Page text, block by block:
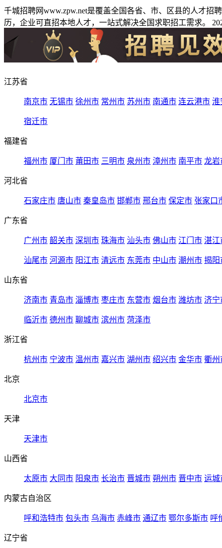
千城招聘网www.zpw.net是覆盖全国各省、市、区县的人才
历，企业可直招本地人才，一站式解决全国求职招工需求。
江苏省
南京市 无锡市 徐州市 常州市 苏州市 南通市 连云港市 淮
宿迁市
福建省
福州市 厦门市 莆田市 三明市 泉州市 漳州市 南平市 龙岩
河北省
石家庄市 唐山市 秦皇岛市 邯郸市 邢台市 保定市 张家口
广东省
广州市 韶关市 深圳市 珠海市 汕头市 佛山市 江门市 湛江
汕尾市 河源市 阳江市 清远市 东莞市 中山市 潮州市 揭阳
山东省
济南市 青岛市 淄博市 枣庄市 东营市 烟台市 潍坊市 济宁
临沂市 德州市 聊城市 滨州市 菏泽市
浙江省
杭州市 宁波市 温州市 嘉兴市 湖州市 绍兴市 金华市 衢州
北京
北京市
天津
天津市
山西省
太原市 大同市 阳泉市 长治市 晋城市 朔州市 晋中市 运城
内蒙古自治区
呼和浩特市 包头市 乌海市 赤峰市 通辽市 鄂尔多斯市 呼
辽宁省